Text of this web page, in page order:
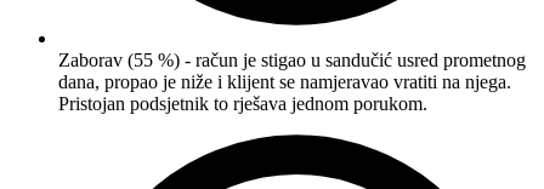
Zaborav (55 %) - račun je stigao u sandučić usred prometnog
dana, propao je niže i klijent se namjeravao vratiti na njega.
Pristojan podsjetnik to rješava jednom porukom.